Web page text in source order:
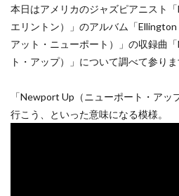
本日はアメリカのジャズピアニスト
エリントン）」のアルバム「
アット・ニューポート）」の収録曲
ト・アップ）」について調べて参りま
「Newport Up（ニューポート・アッ
行こう、といった意味になる模様。